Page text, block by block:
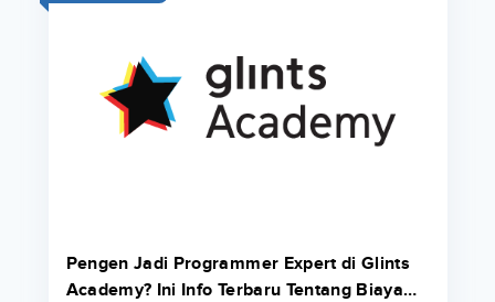
Pengen Jadi Programmer Expert di Glints
Academy? Ini Info Terbaru Tentang Biaya